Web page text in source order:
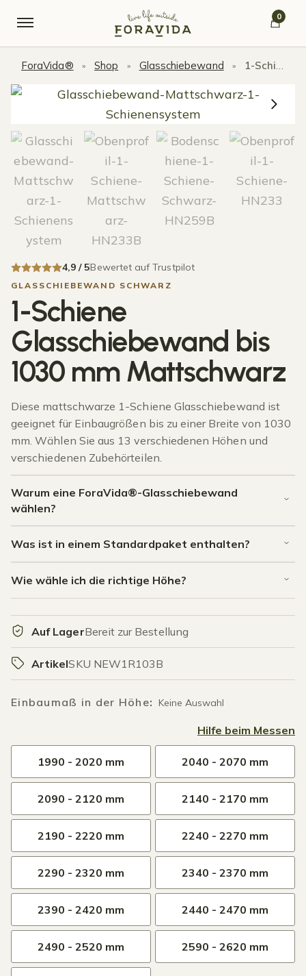
0
ForaVida® » Shop » Glasschiebewand » 1-Schiene Glasschiebewand bis 1030 mm Mattschwarz
4,9 / 5Bewertet auf Trustpilot
GLASSCHIEBEWAND SCHWARZ
1-Schiene
Glasschiebewand bis
1030 mm Mattschwarz
Diese mattschwarze 1-Schiene Glasschiebewand ist
geeignet für Einbaugrößen bis zu einer Breite von 1030
mm. Wählen Sie aus 13 verschiedenen Höhen und
verschiedenen Zubehörteilen.
Warum eine ForaVida®-Glasschiebewand
wählen?
Was ist in einem Standardpaket enthalten?
Wie wähle ich die richtige Höhe?
Auf LagerBereit zur Bestellung
ArtikelSKU NEW1R103B
Einbaumaß in der Höhe: Keine Auswahl
Hilfe beim Messen
1990 - 2020 mm 2040 - 2070 mm
2090 - 2120 mm 2140 - 2170 mm
2190 - 2220 mm 2240 - 2270 mm
2290 - 2320 mm 2340 - 2370 mm
2390 - 2420 mm 2440 - 2470 mm
2490 - 2520 mm 2590 - 2620 mm